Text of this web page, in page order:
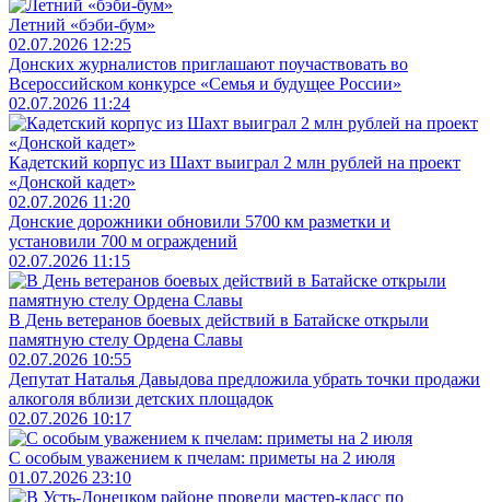
Летний «бэби-бум»
02.07.2026 12:25
Донских журналистов приглашают поучаствовать во
Всероссийском конкурсе «Семья и будущее России»
02.07.2026 11:24
Кадетский корпус из Шахт выиграл 2 млн рублей на проект
«Донской кадет»
02.07.2026 11:20
Донские дорожники обновили 5700 км разметки и
установили 700 м ограждений
02.07.2026 11:15
В День ветеранов боевых действий в Батайске открыли
памятную стелу Ордена Славы
02.07.2026 10:55
Депутат Наталья Давыдова предложила убрать точки продажи
алкоголя вблизи детских площадок
02.07.2026 10:17
С особым уважением к пчелам: приметы на 2 июля
01.07.2026 23:10